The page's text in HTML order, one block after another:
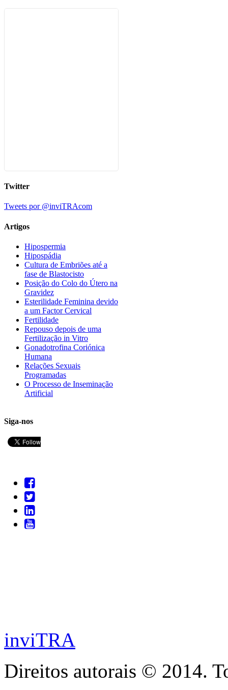
Twitter
Tweets por @inviTRAcom
Artigos
Hipospermia
Hipospádia
Cultura de Embriões até a
fase de Blastocisto
Posição do Colo do Útero na
Gravidez
Esterilidade Feminina devido
a um Factor Cervical
Fertilidade
Repouso depois de uma
Fertilização in Vitro
Gonadotrofina Coriónica
Humana
Relações Sexuais
Programadas
O Processo de Inseminação
Artificial
Siga-nos
inviTRA
Direitos autorais © 2014.